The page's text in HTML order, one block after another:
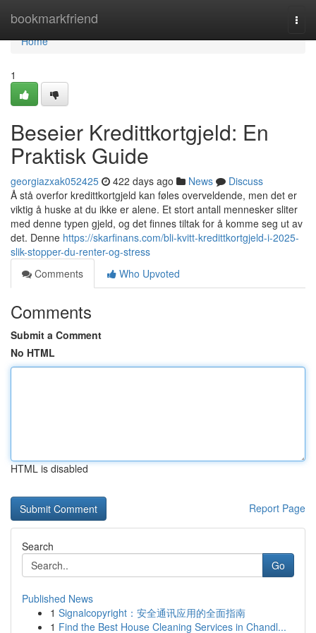
bookmarkfriend
Home
Home
1
Beseier Kredittkortgjeld: En
Praktisk Guide
georgiazxak052425 422 days ago News
Discuss
Å stå overfor kredittkortgjeld kan føles overveldende, men det er
viktig å huske at du ikke er alene. Et stort antall mennesker sliter
med denne typen gjeld, og det finnes tiltak for å komme seg ut av
det. Denne https://skarfinans.com/bli-kvitt-kredittkortgjeld-i-2025-
slik-stopper-du-renter-og-stress
Comments
Who Upvoted
Comments
Submit a Comment
No HTML
HTML is disabled
Report Page
Search
Go
Published News
1 Signalcopyright：安全通讯应用的全面指南
1 Find the Best House Cleaning Services in Chandl...